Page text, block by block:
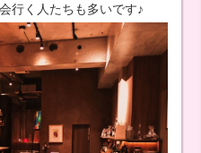
行く人たちも多いです♪